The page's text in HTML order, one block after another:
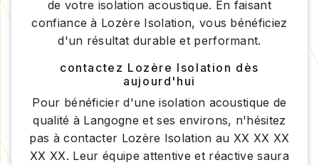
de votre isolation acoustique. En faisant
confiance à Lozère Isolation, vous bénéficiez
d'un résultat durable et performant.
contactez Lozère Isolation dès
aujourd'hui
Pour bénéficier d'une isolation acoustique de
qualité à Langogne et ses environs, n'hésitez
pas à contacter Lozère Isolation au XX XX XX
XX XX. Leur équipe attentive et réactive saura